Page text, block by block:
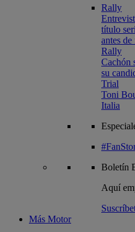
Rally
título
antes
Rally
Cachón
su
Trial
Toni
Italia
Boletín
Aquí
Más Motor